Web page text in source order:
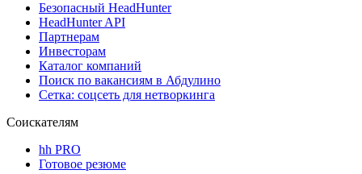
Безопасный HeadHunter
HeadHunter API
Партнерам
Инвесторам
Каталог компаний
Поиск по вакансиям в Абдулино
Сетка: соцсеть для нетворкинга
Соискателям
hh PRO
Готовое резюме